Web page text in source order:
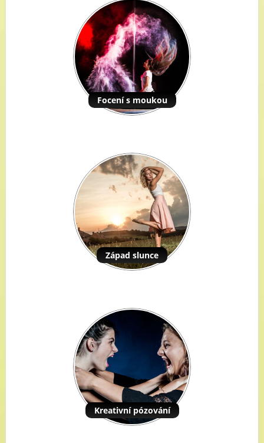
Focení s moukou
Západ slunce
Kreativní pózování